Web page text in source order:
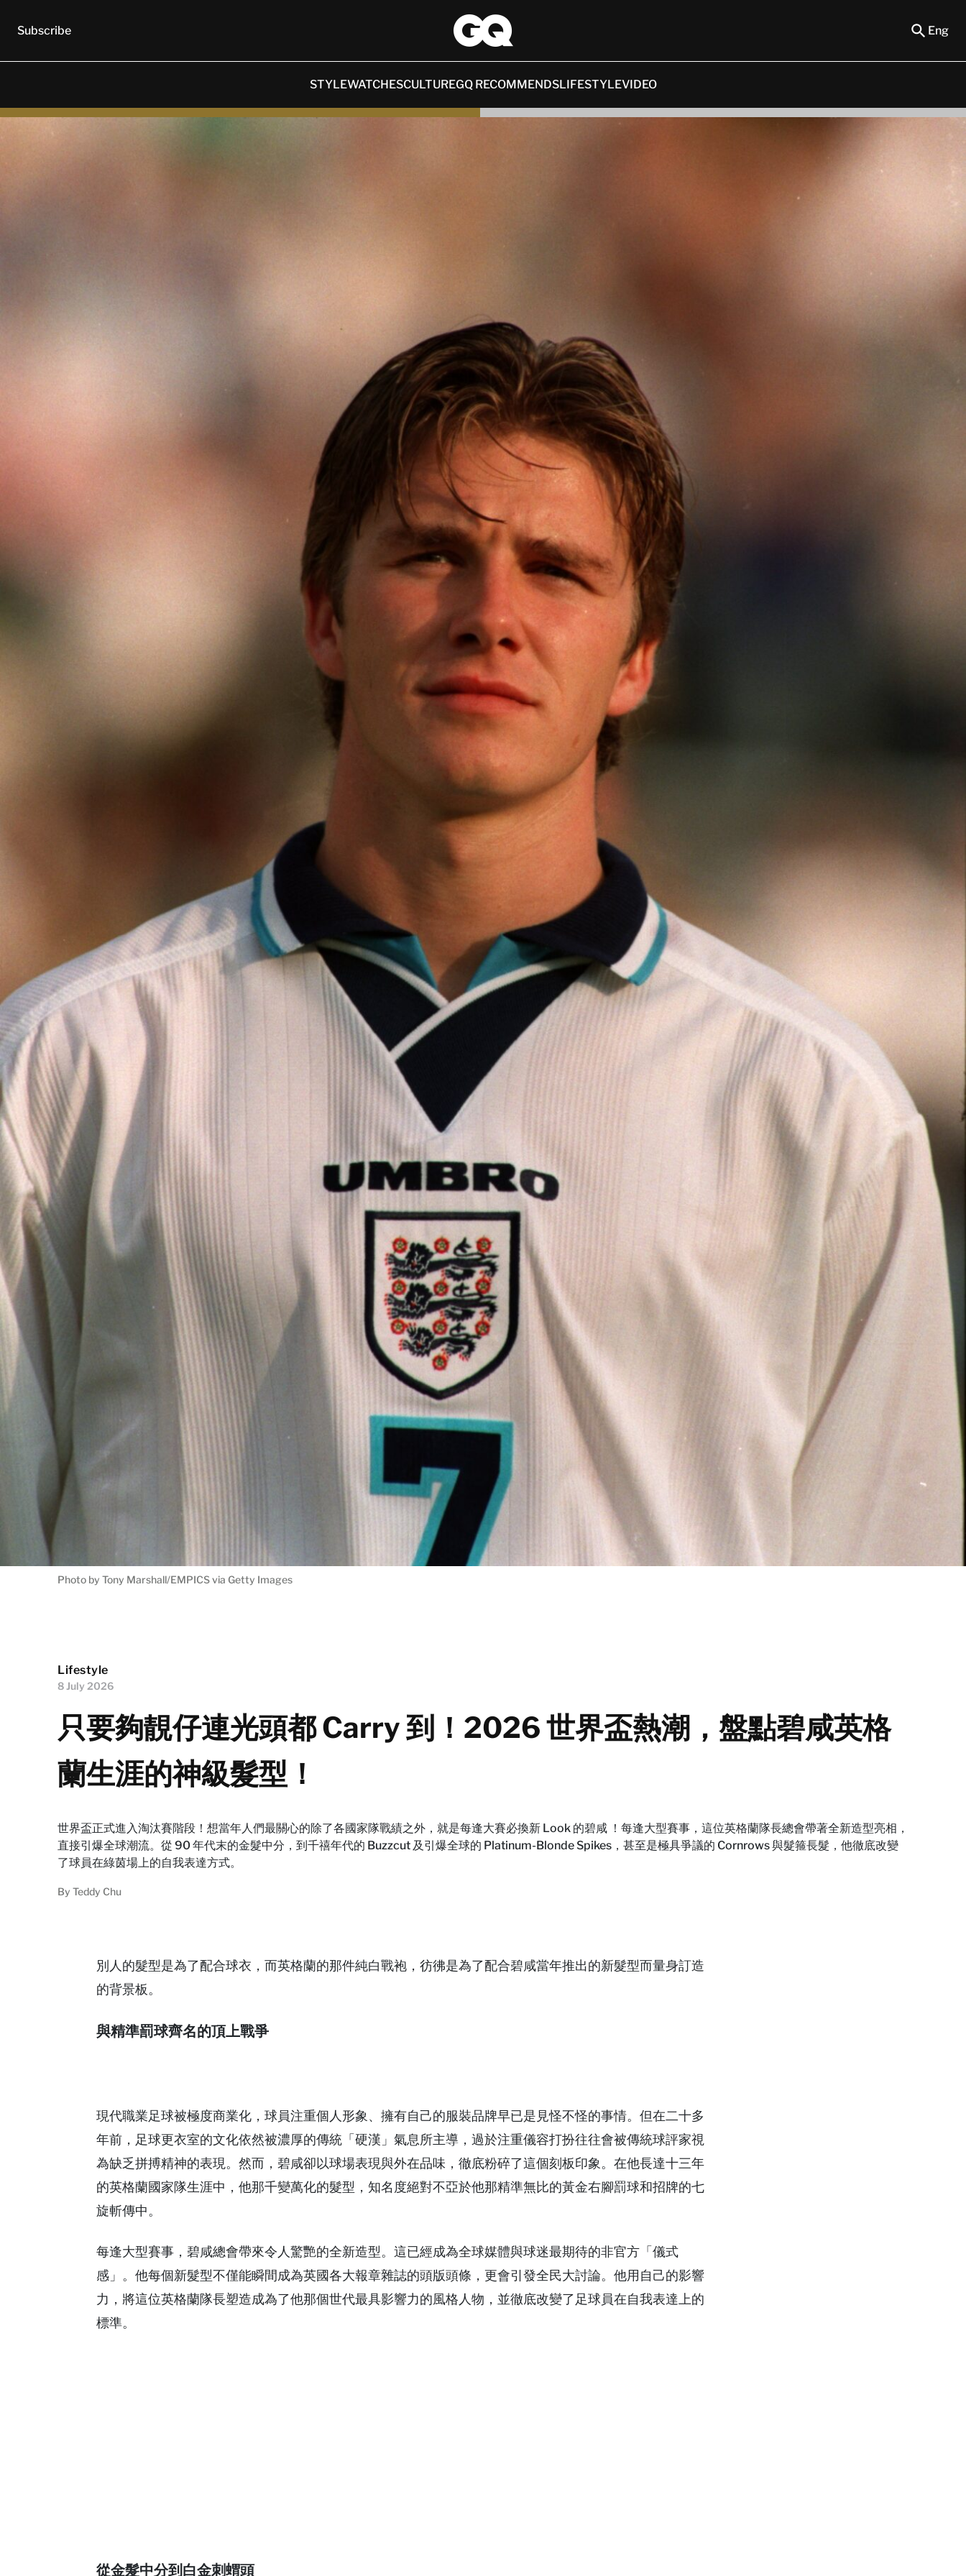
Subscribe Eng
STYLEWATCHESCULTUREGQ RECOMMENDSLIFESTYLEVIDEO
Photo by Tony Marshall/EMPICS via Getty Images
Lifestyle
8 July 2026
只要夠靚仔連光頭都 Carry 到！2026 世界盃熱潮，盤點碧咸英格
蘭生涯的神級髮型！
世界盃正式進入淘汰賽階段！想當年人們最關心的除了各國家隊戰績之外，就是每逢大賽必換新 Look 的碧咸 ！每逢大型賽事，這位英格蘭隊長總會帶著全新造型亮相，
直接引爆全球潮流。從 90 年代末的金髮中分，到千禧年代的 Buzzcut 及引爆全球的 Platinum-Blonde Spikes，甚至是極具爭議的 Cornrows 與髮箍長髮，他徹底改變
了球員在綠茵場上的自我表達方式。
By Teddy Chu
別人的髮型是為了配合球衣，而英格蘭的那件純白戰袍，彷彿是為了配合碧咸當年推出的新髮型而量身訂造
的背景板。
與精準罰球齊名的頂上戰爭
現代職業足球被極度商業化，球員注重個人形象、擁有自己的服裝品牌早已是見怪不怪的事情。但在二十多
年前，足球更衣室的文化依然被濃厚的傳統「硬漢」氣息所主導，過於注重儀容打扮往往會被傳統球評家視
為缺乏拼搏精神的表現。然而，碧咸卻以球場表現與外在品味，徹底粉碎了這個刻板印象。在他長達十三年
的英格蘭國家隊生涯中，他那千變萬化的髮型，知名度絕對不亞於他那精準無比的黃金右腳罰球和招牌的七
旋斬傳中。
每逢大型賽事，碧咸總會帶來令人驚艷的全新造型。這已經成為全球媒體與球迷最期待的非官方「儀式
感」。他每個新髮型不僅能瞬間成為英國各大報章雜誌的頭版頭條，更會引發全民大討論。他用自己的影響
力，將這位英格蘭隊長塑造成為了他那個世代最具影響力的風格人物，並徹底改變了足球員在自我表達上的
標準。
從金髮中分到白金刺蝟頭